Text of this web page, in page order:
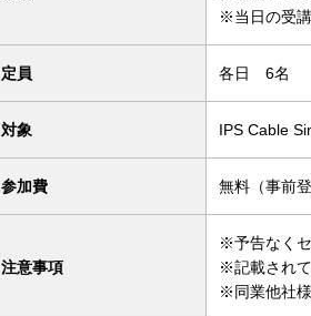
※当日の受
定員 各日 6名
対象 IPS Cable
参加費 無料（事前登
注意事項
※予告なく
※記載され
※同業他社